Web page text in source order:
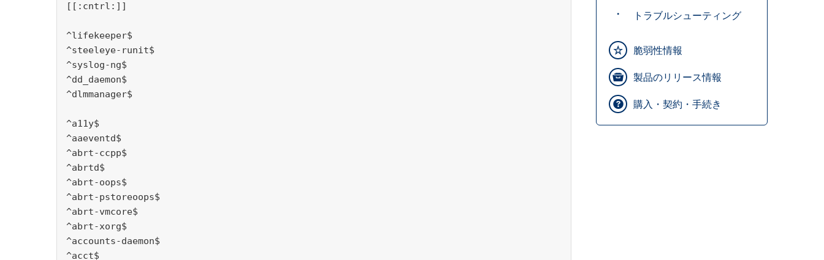
トラブルシューティング
脆弱性情報
製品のリリース情報
購入・契約・手続き
[[:cntrl:]]
^lifekeeper$
^steeleye-runit$
^syslog-ng$
^dd_daemon$
^dlmmanager$
^a11y$
^aaeventd$
^abrt-ccpp$
^abrtd$
^abrt-oops$
^abrt-pstoreoops$
^abrt-vmcore$
^abrt-xorg$
^accounts-daemon$
^acct$